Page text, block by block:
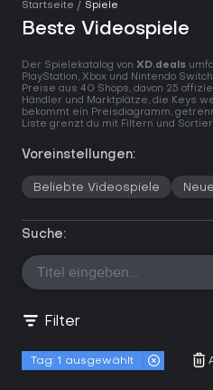
Startseite Spiele
Beste Videospiele
Der Spielekatalog von XD.deals
PlayStation, Xbox und Nintendo
Preise aus 40 Shops, davon 25
Händler und Marktplätze, die Keys
bekommt ein Preisdiagramm,
Liste grenzt du mit Filtern und
Voreinstellungen:
Beliebte Videospiele
Suche:
Filter
Tag: 1 ausgewählt